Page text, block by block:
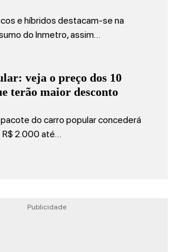
e híbridos destacam-se na
do Inmetro, assim…
veja o preço dos 10
terão maior desconto
do carro popular concederá
2.000 até…
Publicidade